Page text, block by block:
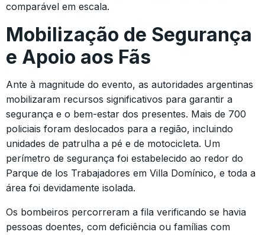
comparável em escala.
Mobilização de Segurança
e Apoio aos Fãs
Ante à magnitude do evento, as autoridades argentinas
mobilizaram recursos significativos para garantir a
segurança e o bem-estar dos presentes. Mais de 700
policiais foram deslocados para a região, incluindo
unidades de patrulha a pé e de motocicleta. Um
perímetro de segurança foi estabelecido ao redor do
Parque de los Trabajadores em Villa Domínico, e toda a
área foi devidamente isolada.
Os bombeiros percorreram a fila verificando se havia
pessoas doentes, com deficiência ou famílias com